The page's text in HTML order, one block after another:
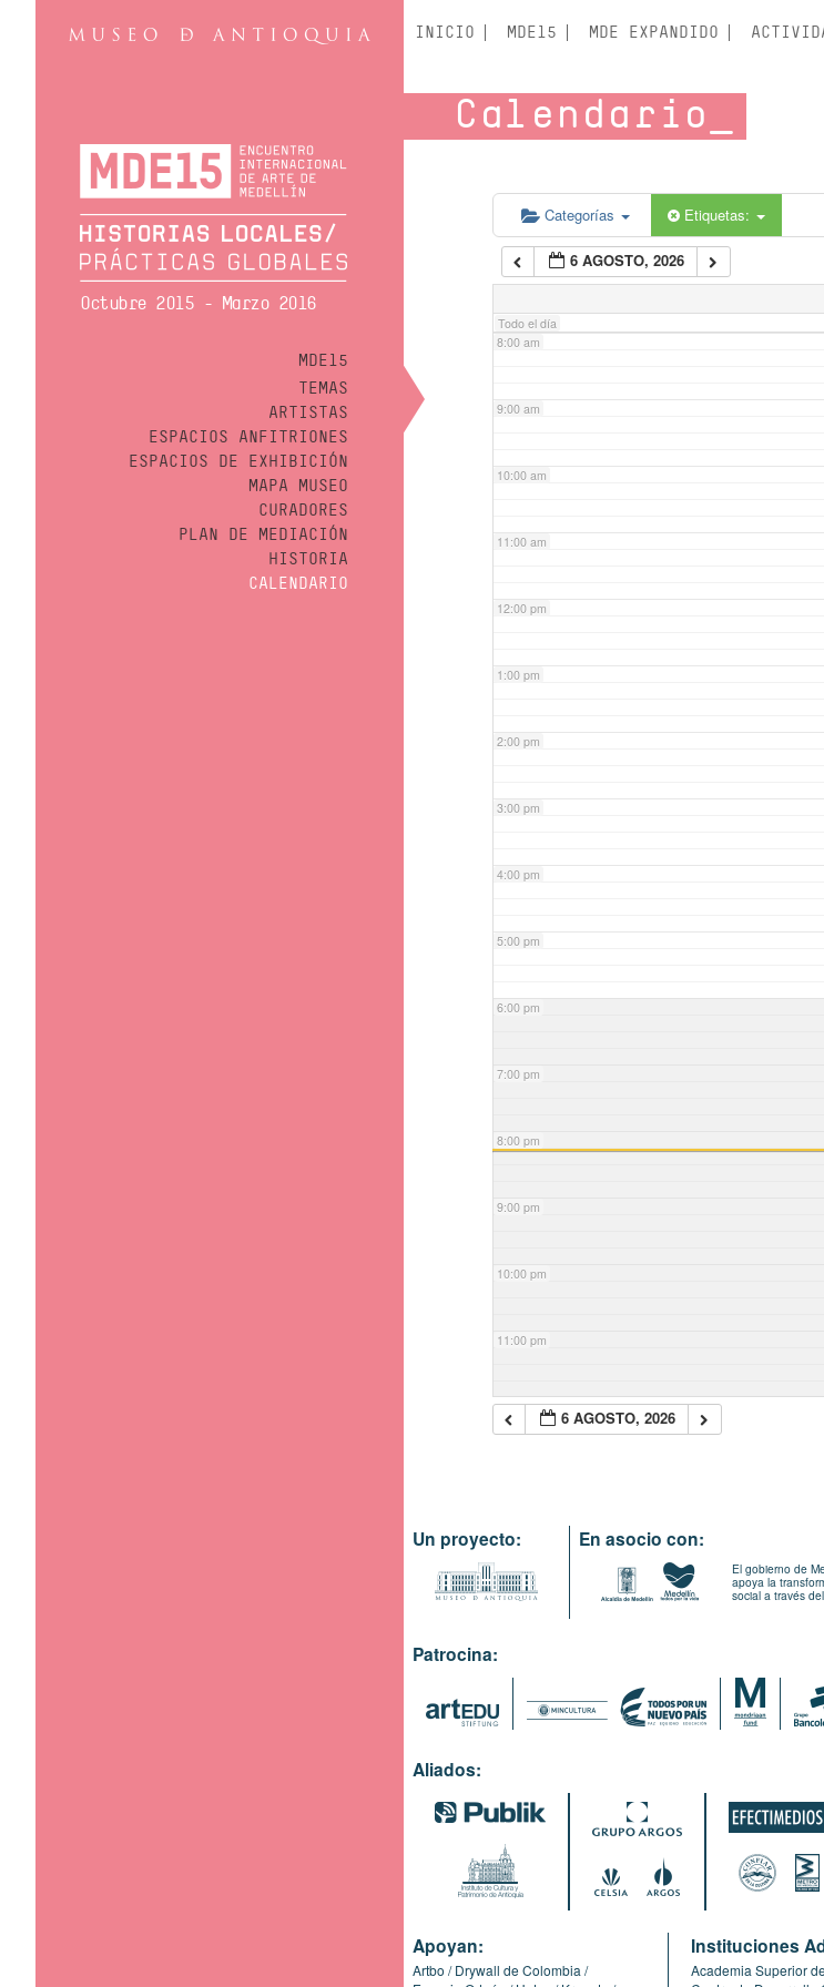
Octubre 2015 - Marzo 2016
MDE15
TEMAS
ARTISTAS
ESPACIOS ANFITRIONES
ESPACIOS DE EXHIBICIÓN
MAPA MUSEO
CURADORES
PLAN DE MEDIACIÓN
HISTORIA
CALENDARIO
INICIO MDE15 MDE EXPANDIDO
Calendario
Categorías Etiquetas:
6 AGOSTO, 2026
Todo el día
5:00 am
6:00 am
7:00 am
8:00 am
9:00 am
10:00 am
11:00 am
12:00 pm
1:00 pm
2:00 pm
3:00 pm
4:00 pm
5:00 pm
6:00 pm
7:00 pm
8:00 pm
9:00 pm
10:00 pm
11:00 pm
6 AGOSTO, 2026
Un proyecto: En asocio con:
El gobierno de
apoya la
social a través
Patrocina:
Aliados:
Apoyan:
Artbo
Drywall de Colombia
Instituciones
Academia Superior